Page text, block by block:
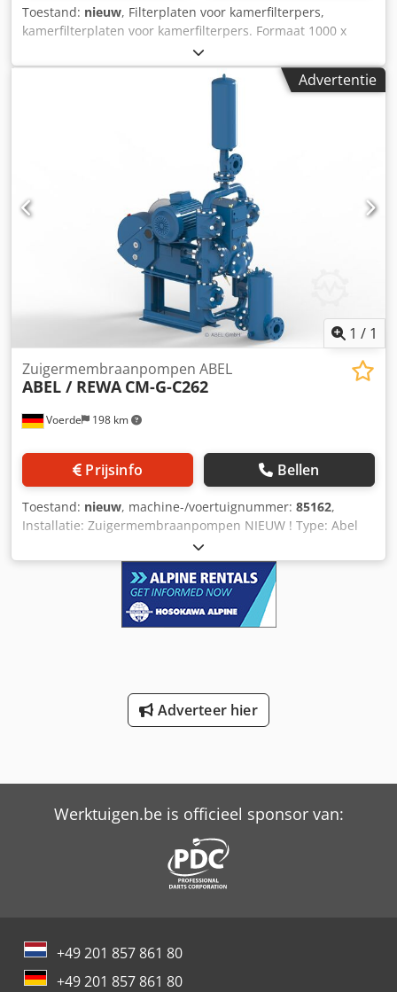
Toestand: nieuw, Filterplaten voor kamerfilterpers,
kamerfilterplaten voor kamerfilterpers. Formaat 1000 x
1000, ( Nieuw ! ) Djdpfxed Ezfqo Ankjkr Kamerfilterplaat
van polypropyleen Gemaakt van kunststof, filterplaat wordt
gekenmerkt door uitstekende chemische weerstand en
tweedehands en nieuwe kamfilterplaten uit voorraad
Gladbeck, voor uw kamerfilterpers in alle maten. U bent
welkom om ons om uw vereisten te vragen.
Advertentie
1 / 1
Voerde 198 km
Zuigermembraanpompen ABEL
ABEL / REWA CM-G-C262
Prijsinfo Bellen
Toestand: nieuw, machine-/voertuignummer: 85162,
Installatie: Zuigermembraanpompen NIEUW ! Type: Abel
CM-G-C262 Vermogen: 10 m³/h Druk: 15 bar Motor: 5,5 KW,
400 V, 50 Hz, 1500 rpm, externe ventilator : Andere
accessoires: FU inverter ... Dsdpfjd E S Sfex Ankokr
Adverteer hier
Werktuigen.be is officieel sponsor van:
+49 201 857 861 80
+49 201 857 861 80